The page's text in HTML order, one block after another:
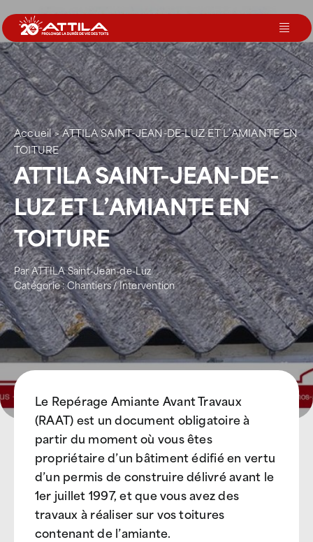
au
contenu
Le groupe
Nos services
Nos agences
Votre toit
Rejoignez-nous
Devenir Franchisé
Accueil>ATTILA SAINT-JEAN-DE-LUZ ET L’AMIANTE EN
TOITURE
ATTILA SAINT-JEAN-DE-
LUZ ET L’AMIANTE EN
TOITURE
ParATTILA Saint-Jean-de-Luz
Catégorie :Chantiers / Intervention
Le Repérage Amiante Avant Travaux
(RAAT) est un document obligatoire à
partir du moment où vous êtes
propriétaire d’un bâtiment édifié en vertu
d’un permis de construire délivré avant le
1er juillet 1997, et que vous avez des
travaux à réaliser sur vos toitures
contenant de l’amiante.